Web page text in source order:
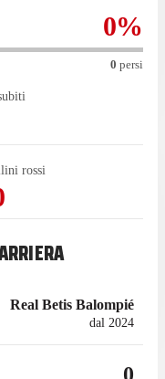
0%
0 persi
rossi
Real Betis Balompié
dal 2024